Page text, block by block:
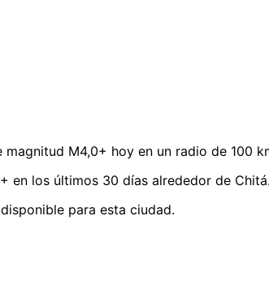
M4,0+ hoy en un radio de 100
en los últimos 30 días alrededor de Chitá.
para esta ciudad.